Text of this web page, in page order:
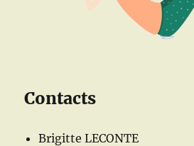
Contacts
Brigitte LECONTE